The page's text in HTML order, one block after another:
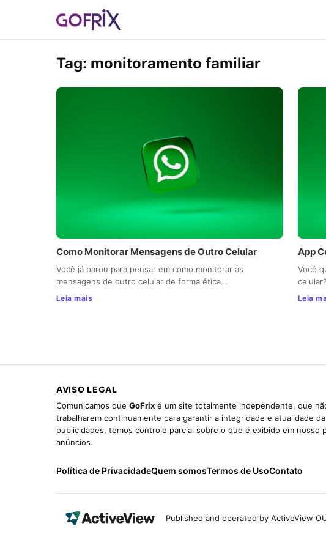
Tag: monitoramento familiar
Como Monitorar Mensagens de Outro Celular
Você já parou para pensar em como monitorar as
mensagens de outro celular de forma ética…
Leia mais
App
Você
Leia
AVISO LEGAL
Comunicamos que GoFrix é um site totalmente independente, que
trabalharem continuamente para garantir a integridade e atualidade
publicidades, temos controle parcial sobre o que é exibido em
anúncios.
Política de PrivacidadeQuem somosTermos de UsoContato
Published and operated by ActiveView